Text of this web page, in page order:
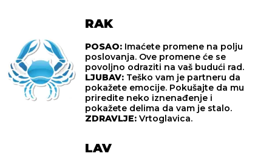
RAK
POSAO: Imaćete promene na polju
poslovanja. Ove promene će se
povoljno odraziti na vaš budući rad.
LJUBAV: Teško vam je partneru da
pokažete emocije. Pokušajte da mu
priredite neko iznenađenje i
pokažete delima da vam je stalo.
ZDRAVLJE: Vrtoglavica.
LAV